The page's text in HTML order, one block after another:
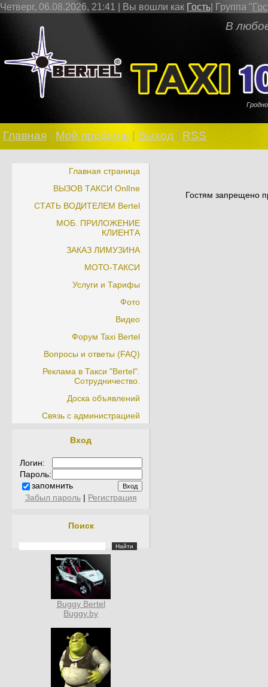
Четверг, 06.08.2026, 21:41 | Вы вошли как Гость Группа "
В любое
Главная Мой профиль Выход RSS
Главная страница
ВЫЗОВ ТАКСИ OnlIne
СТАТЬ ВОДИТЕЛЕМ Bertel
МОБ. ПРИЛОЖЕНИЕ
КЛИЕНТА
ЗАКАЗ ЛИМУЗИНА
МОТО-ТАКСИ
Услуги и Тарифы
Фото
Видео
Форум Taxi Bertel
Вопросы и ответы (FAQ)
Реклама в Такси "Bertel".
Сотрудничество.
Доска объявлений
Связь с администрацией
Вход
Логин:
Пароль:
запомнить
Забыл пароль| Регистрация
Поиск
Buggy Bertel
Buggy.by
Гостям запрещено